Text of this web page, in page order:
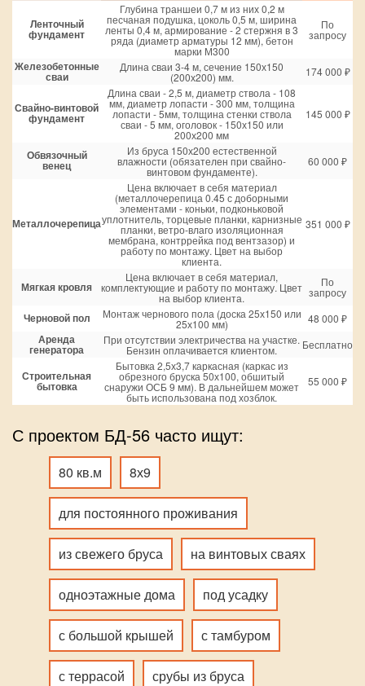
Ленточный
фундамент
Глубина траншеи 0,7 м из них 0,2 м
песчаная подушка, цоколь 0,5 м, ширина
ленты 0,4 м, армирование - 2 стержня в 3
ряда (диаметр арматуры 12 мм), бетон
марки М300
По
запросу
Железобетонные
сваи
Длина сваи 3-4 м, сечение 150х150
(200х200) мм. 174 000 ₽
Свайно-винтовой
фундамент
Длина сваи - 2,5 м, диаметр ствола - 108
мм, диаметр лопасти - 300 мм, толщина
лопасти - 5мм, толщина стенки ствола
сваи - 5 мм, оголовок - 150х150 или
200х200 мм
145 000 ₽
Обвязочный
венец
Из бруса 150х200 естественной
влажности (обязателен при свайно-
винтовом фундаменте).
60 000 ₽
Металлочерепица
Цена включает в себя материал
(металлочерепица 0.45 с доборными
элементами - коньки, подконьковой
уплотнитель, торцевые планки, карнизные
планки, ветро-влаго изоляционная
мембрана, контррейка под вентзазор) и
работу по монтажу. Цвет на выбор
клиента.
351 000 ₽
Мягкая кровля
Цена включает в себя материал,
комплектующие и работу по монтажу. Цвет
на выбор клиента.
По
запросу
Черновой пол Монтаж чернового пола (доска 25х150 или
25х100 мм) 48 000 ₽
Аренда
генератора
При отсутствии электричества на участке.
Бензин оплачивается клиентом. Бесплатно
Строительная
бытовка
Бытовка 2,5х3,7 каркасная (каркас из
обрезного бруска 50х100, обшитый
снаружи ОСБ 9 мм). В дальнейшем может
быть использована под хозблок.
55 000 ₽
С проектом БД-56 часто ищут:
80 кв.м 8х9
для постоянного проживания
из свежего бруса на винтовых сваях
одноэтажные дома под усадку
с большой крышей с тамбуром
с террасой срубы из бруса